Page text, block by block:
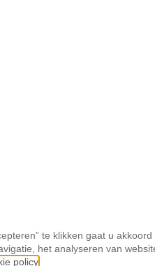
te klikken gaat u
het analyseren van
policy